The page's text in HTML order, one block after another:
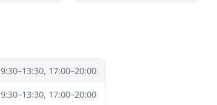
9:30–13:30, 17:00–20:00
9:30–13:30, 17:00–20:00